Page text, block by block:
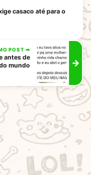
casaco até para o
POST ➡
antes de
mundo
→